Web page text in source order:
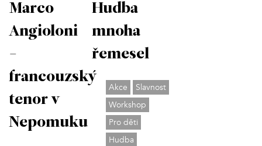
Marco
Angioloni
-
francouzský
tenor v
Nepomuku
Hudba
mnoha
řemesel
Akce
Slavnost
Workshop
Pro děti
Hudba